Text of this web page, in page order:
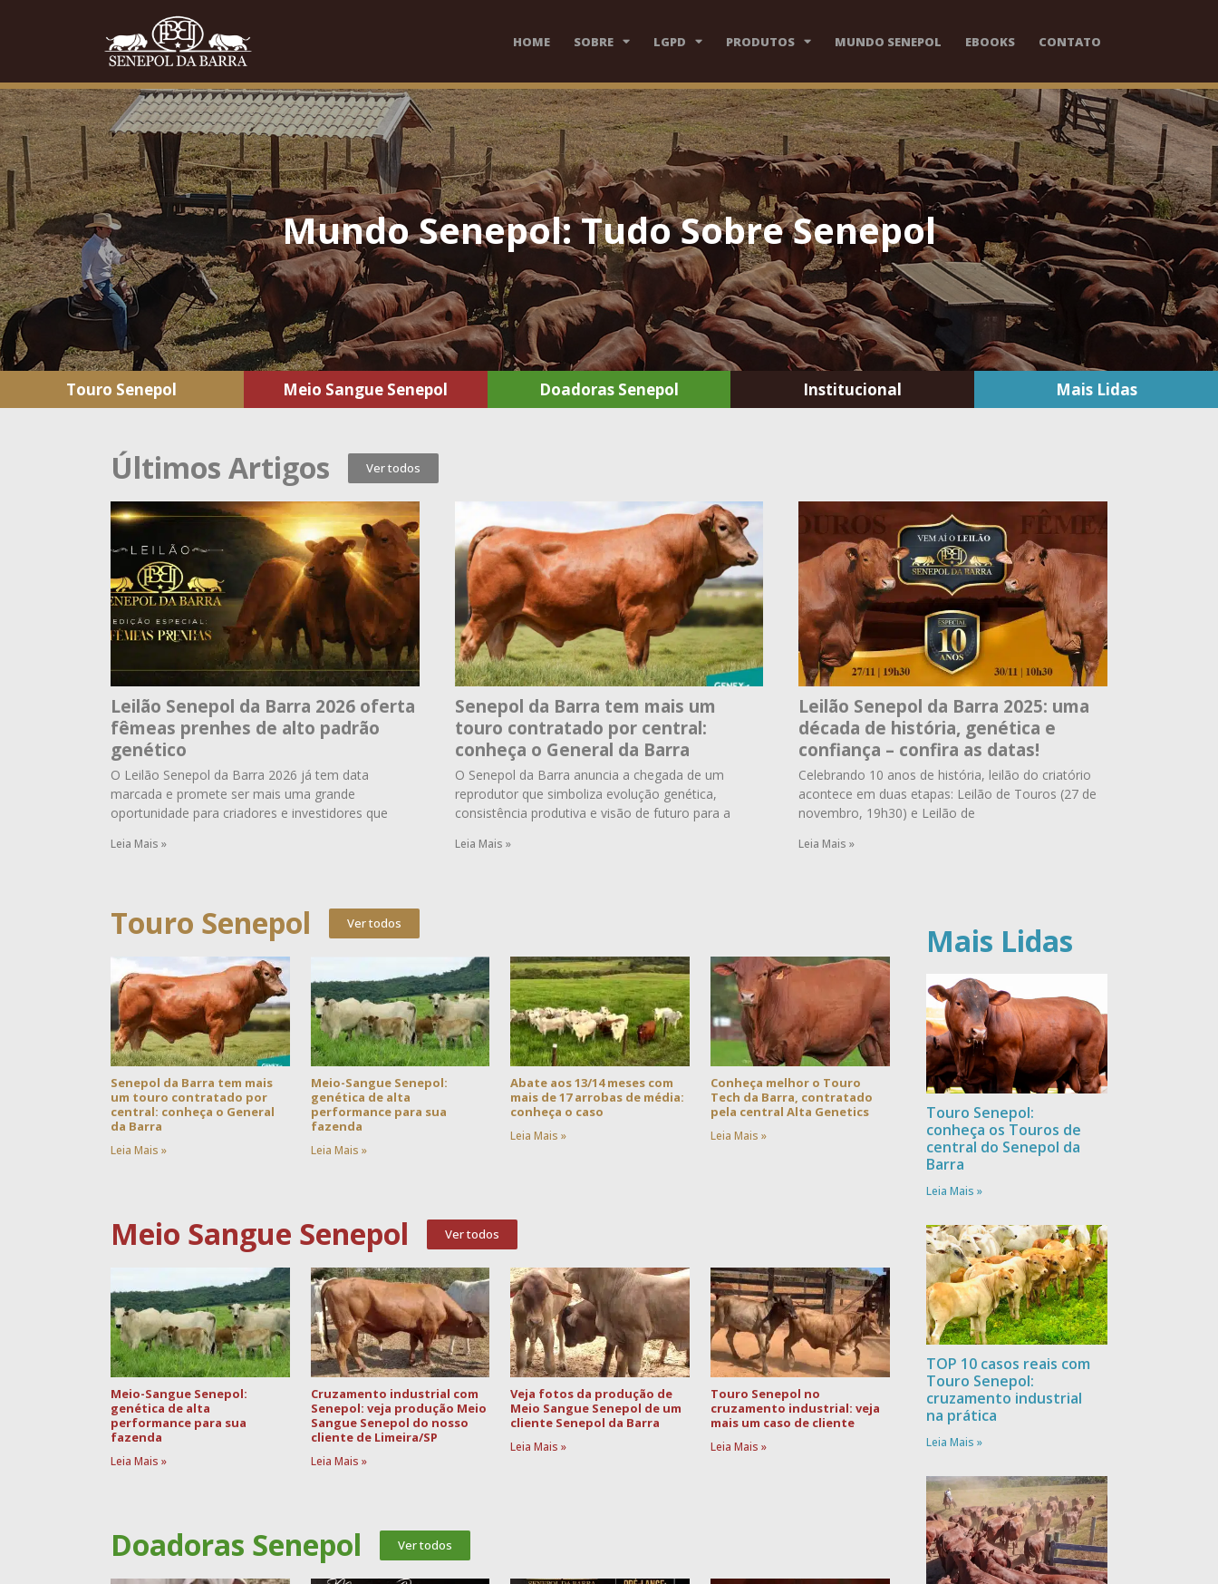
HOME SOBRE LGPD PRODUTOS MUNDO SENEPOL EBOOKS CONTATO
Mundo Senepol: Tudo Sobre Senepol
Touro Senepol Meio Sangue Senepol Doadoras Senepol Institucional Mais Lidas
Últimos Artigos Ver todos
Leilão Senepol da Barra 2026 oferta
fêmeas prenhes de alto padrão
genético
O Leilão Senepol da Barra 2026 já tem data
marcada e promete ser mais uma grande
oportunidade para criadores e investidores que
Leia Mais »
Senepol da Barra tem mais um
touro contratado por central:
conheça o General da Barra
O Senepol da Barra anuncia a chegada de um
reprodutor que simboliza evolução genética,
consistência produtiva e visão de futuro para a
Leia Mais »
Leilão Senepol da Barra 2025: uma
década de história, genética e
confiança – confira as datas!
Celebrando 10 anos de história, leilão do criatório
acontece em duas etapas: Leilão de Touros (27 de
novembro, 19h30) e Leilão de
Leia Mais »
Touro Senepol Ver todos
Senepol da Barra tem mais
um touro contratado por
central: conheça o General
da Barra
Leia Mais »
Meio-Sangue Senepol:
genética de alta
performance para sua
fazenda
Leia Mais »
Abate aos 13/14 meses com
mais de 17 arrobas de média:
conheça o caso
Leia Mais »
Conheça melhor o Touro
Tech da Barra, contratado
pela central Alta Genetics
Leia Mais »
Meio Sangue Senepol Ver todos
Meio-Sangue Senepol:
genética de alta
performance para sua
fazenda
Leia Mais »
Cruzamento industrial com
Senepol: veja produção Meio
Sangue Senepol do nosso
cliente de Limeira/SP
Leia Mais »
Veja fotos da produção de
Meio Sangue Senepol de um
cliente Senepol da Barra
Leia Mais »
Touro Senepol no
cruzamento industrial: veja
mais um caso de cliente
Leia Mais »
Doadoras Senepol Ver todos
Mais Lidas
Touro Senepol:
conheça os Touros de
central do Senepol da
Barra
Leia Mais »
TOP 10 casos reais com
Touro Senepol:
cruzamento industrial
na prática
Leia Mais »